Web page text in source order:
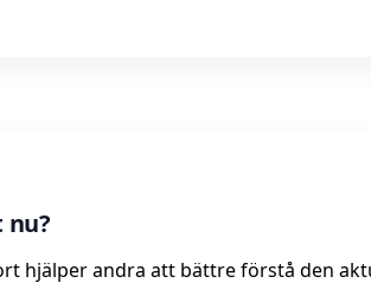
hjälper andra att bättre förstå den